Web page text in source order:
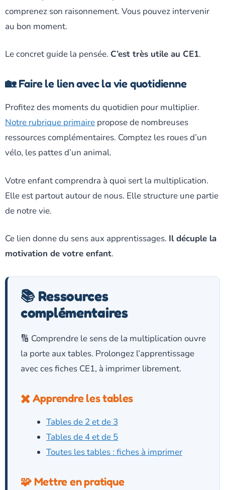
comprenez son raisonnement. Vous pouvez intervenir
au bon moment.
Le concret guide la pensée. C’est très utile au CE1.
🏡 Faire le lien avec la vie quotidienne
Profitez des moments du quotidien pour multiplier.
Notre rubrique primaire propose de nombreuses
ressources complémentaires. Comptez les roues d’un
vélo, les pattes d’un animal.
Votre enfant comprendra à quoi sert la multiplication.
Elle est partout autour de nous. Elle structure une partie
de notre vie.
Ce lien donne du sens aux apprentissages. Il décuple la
motivation de votre enfant.
📚 Ressources
complémentaires
🔢 Comprendre le sens de la multiplication ouvre
la porte aux tables. Prolongez l’apprentissage
avec ces fiches CE1, à imprimer librement.
✖️ Apprendre les tables
Tables de 2 et de 3
Tables de 4 et de 5
Toutes les tables : fiches à imprimer
🧩 Mettre en pratique